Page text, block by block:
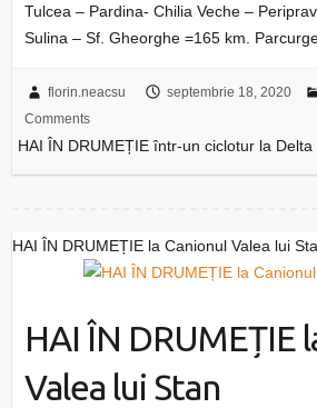
Tulcea – Pardina- Chilia Veche –
Sulina – Sf. Gheorghe =165 km.
florin.neacsu septembrie 18, 2020
Comments
HAI ÎN DRUMEȚIE într-un ciclotur la Delta
HAI ÎN DRUMEȚIE la Canionul Valea lui
HAI ÎN DRUMEȚIE
Valea lui Stan